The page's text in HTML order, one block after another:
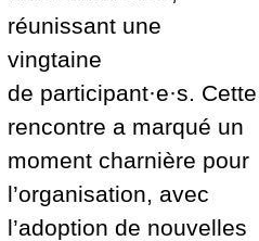
réunissant une
vingtaine
de participant·e·s. Cette
rencontre a marqué un
moment charnière pour
l’organisation, avec
l’adoption de nouvelles